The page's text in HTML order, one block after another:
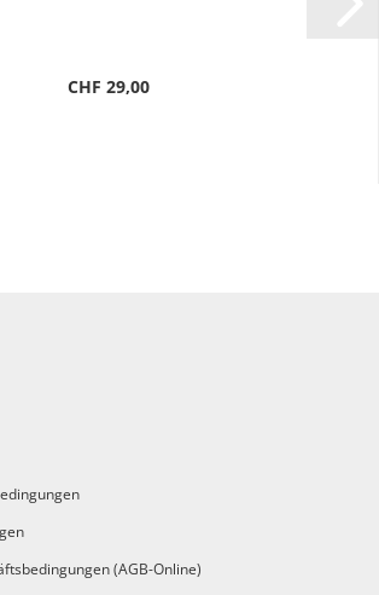
CHF 29,00
(AGB-Online)